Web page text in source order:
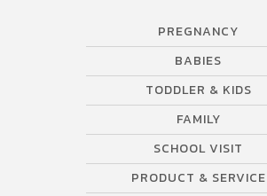
PREGNANCY
BABIES
TODDLER & KIDS
FAMILY
SCHOOL VISIT
PRODUCT & SERVICE